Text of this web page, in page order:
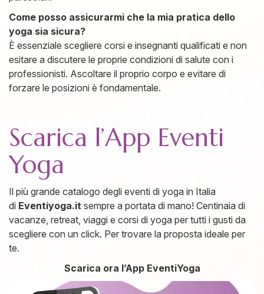
Come posso assicurarmi che la mia pratica dello
yoga sia sicura?
È essenziale scegliere corsi e insegnanti qualificati e non
esitare a discutere le proprie condizioni di salute con i
professionisti. Ascoltare il proprio corpo e evitare di
forzare le posizioni è fondamentale.
Scarica l’App Eventi
Yoga
Il più grande catalogo degli eventi di yoga in Italia
di Eventiyoga.it sempre a portata di mano! Centinaia di
vacanze, retreat, viaggi e corsi di yoga per tutti i gusti da
scegliere con un click. Per trovare la proposta ideale per
te.
Scarica ora l’App EventiYoga